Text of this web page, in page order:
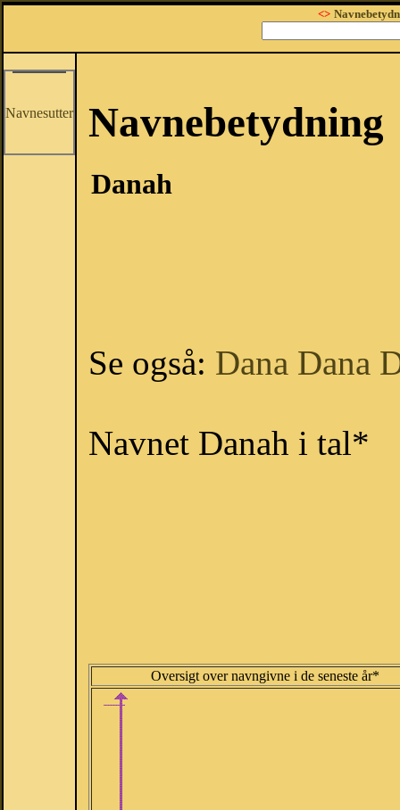
<>
Navnesutter Navnebetydning
Danah
Se også: Dana Dana
Navnet Danah i tal*
Oversigt over navngivne i de seneste år*